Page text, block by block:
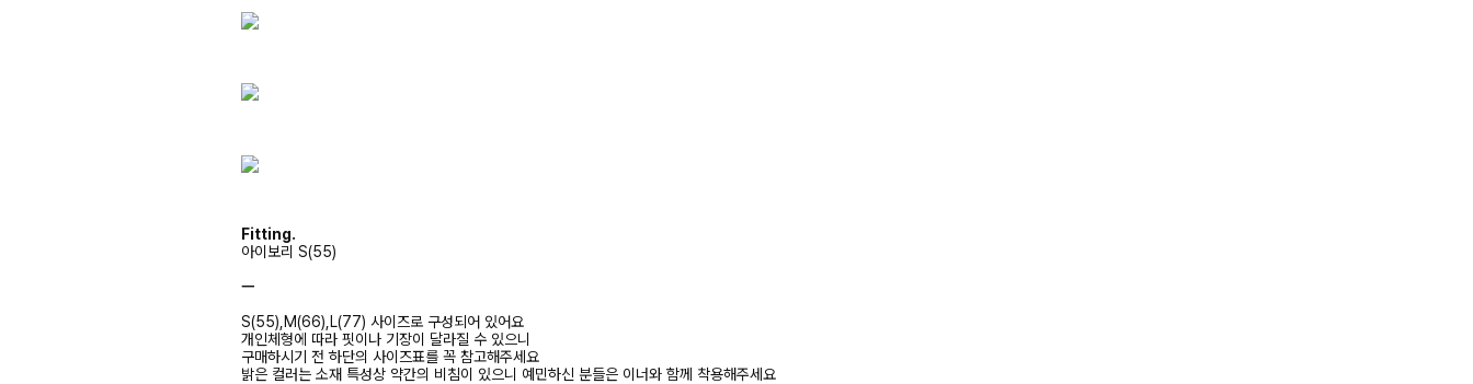
Fitting.
아이보리 S(55)
ㅡ
S(55),M(66),L(77) 사이즈로 구성되어 있어요
개인체형에 따라 핏이나 기장이 달라질 수 있으니
구매하시기 전 하단의 사이즈표를 꼭 참고해주세요
밝은 컬러는 소재 특성상 약간의 비침이 있으니 예민하신 분들은 이너와 함께 착용해주세요